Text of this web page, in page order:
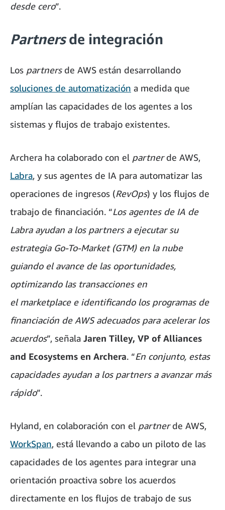
desde cero”.
Partnersde integración
Los partnersde AWS están desarrollando
soluciones de automatización a medida que
amplían las capacidades de los agentes a los
sistemas y flujos de trabajo existentes.
Archera ha colaborado con el partnerde AWS,
Labra, y sus agentes de IA para automatizar las
operaciones de ingresos (RevOps) y los flujos de
trabajo de financiación. “Los agentes de IA de
Labra ayudan a los partners a ejecutar su
estrategia Go-To-Market (GTM) en la nube
guiando el avance de las oportunidades,
optimizando las transacciones en
el marketplace e identificando los programas de
financiación de AWS adecuados para acelerar los
acuerdos”, señala Jaren Tilley, VP of Alliances
and Ecosystems en Archera. “En conjunto, estas
capacidades ayudan a los partners a avanzar más
rápido”.
Hyland, en colaboración con el partnerde AWS,
WorkSpan, está llevando a cabo un piloto de las
capacidades de los agentes para integrar una
orientación proactiva sobre los acuerdos
directamente en los flujos de trabajo de sus